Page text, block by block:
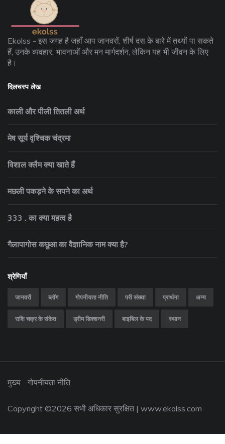
Ekolss - इस जगह है जहाँ आप जानवरों, शीर्ष दस के बारे में तथ्यों पा सकते
हैं, उनके व्यवहार, भावनाओं और मन मार्गदर्शन, लेकिन यह भी जीवन के लिए
है।
दिलचस्प लेख
काली और पीली तितली अर्थ
मेष सूर्य वृश्चिक चंद्रमा
विशाल क्लैम क्या खाते हैं
मछली पकड़ने के सपने का अर्थ
333 . का क्या महत्व है
गैलापागोस कछुआ का वैज्ञानिक नाम क्या है?
श्रेणियाँ
जानवरों ब्लॉग गोपनीयता नीति परी संख्या प्रार्थना अन्य
राशि चक्र के संकेत ड्रीम डिक्शनरी बाइबिल के पद स्थान
मुख्य गोपनीयता नीति
Copyright ©2026 सभी अधिकार सुरक्षित | www.ekolss.com